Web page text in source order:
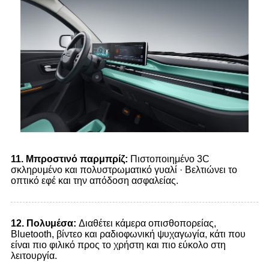
11. Μπροστινό παρμπρίζ: Πιστοποιημένο 3C
σκληρυμένο και πολυστρωματικό γυαλί · Βελτιώνει το
οπτικό εφέ και την απόδοση ασφαλείας.
12. Πολυμέσα: Διαθέτει κάμερα οπισθοπορείας,
Bluetooth, βίντεο και ραδιοφωνική ψυχαγωγία, κάτι που
είναι πιο φιλικό προς το χρήστη και πιο εύκολο στη
λειτουργία.